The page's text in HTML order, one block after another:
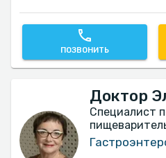
ПОЗВОНИТЬ
Доктор
Специалист